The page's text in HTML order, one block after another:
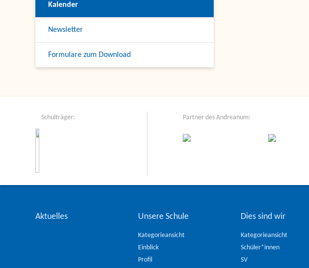
Kalender
Newsletter
Formulare zum Download
Schulträger: Partner des Andreanum:
Aktuelles Unsere Schule
Kategorieansicht
Einblick
Profil
Dies sind wir
Kategorieansicht
Schüler*innen
SV